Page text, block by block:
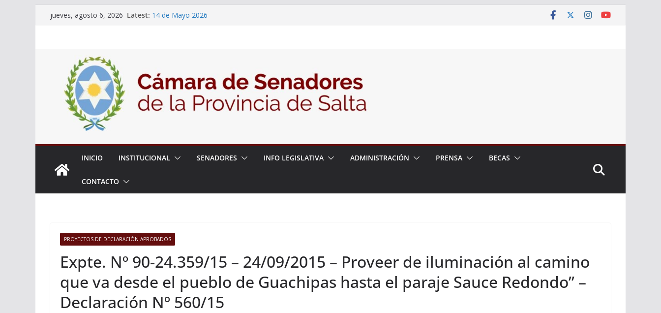
jueves, agosto 6, 2026 Latest: 14 de Mayo 2026
Adjudicacion Simple N° 27/26
INICIO INSTITUCIONAL SENADORES INFO LEGISLATIVA ADMINISTRACIÓN PRENSA BECAS
CONTACTO
PROYECTOS DE DECLARACIÓN APROBADOS
Expte. Nº 90-24.359/15 – 24/09/2015 – Proveer de iluminación al camino
que va desde el pueblo de Guachipas hasta el paraje Sauce Redondo” –
Declaración Nº 560/15